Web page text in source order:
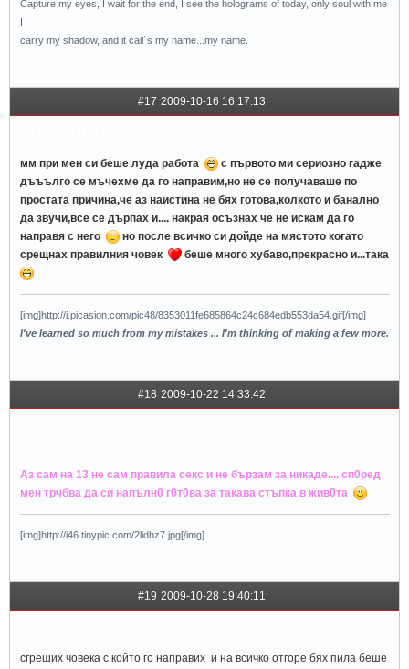
Capture my eyes, I wait for the end, I see the holograms of today, only soul with me
carry my shadow, and it call`s my name...my name.
#17 2009-10-16 16:17:13
мм при мен си беше луда работа
с първото ми сериозно гадже
дъъълго се мъчехме да го направим,но не се получаваше по
простата причина,че аз наистина не бях готова,колкото и банално
да звучи,все се дърпах и.... накрая осъзнах че не искам да го
направя с него
но после всичко си дойде на мястото когато
срещнах правилния човек
беше много хубаво,прекрасно и...така
[img]http://i.picasion.com/pic48/8353011fe685864c24c684edb553da54.gif[/img]
I've learned so much from my mistakes ... I'm thinking of making a few more.
#18 2009-10-22 14:33:42
Аз сам на 13 не сам правила секс и не бързам за никаде.... сп0ред
мен трчбва да си напълн0 г0т0ва за такава стъпка в жив0тa
[img]http://i46.tinypic.com/2lidhz7.jpg[/img]
#19 2009-10-28 19:40:11
сгреших човека с който го направих и на всичко отгоре бях пила беше